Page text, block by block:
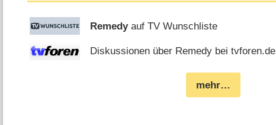
Remedyauf TV Wunschliste
Diskussionen über Remedy bei tvforen.de
mehr…